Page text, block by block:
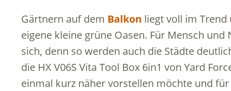
Gärtnern auf dem Balkon liegt voll im
eigene kleine grüne Oasen. Für Mensch
sich, denn so werden auch die Städte
die HX V06S Vita Tool Box 6in1 von Yard
einmal kurz näher vorstellen möchte und